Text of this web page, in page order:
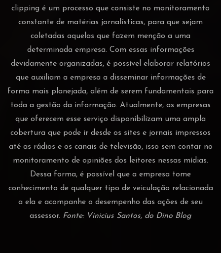
clipping é um processo que consiste no monitoramento
constante de matérias jornalísticas, para que sejam
coletadas aquelas que fazem menção a uma
determinada empresa. Com essas informações
devidamente organizadas, é possível elaborar relatórios
que auxiliam a empresa a disseminar informações de
forma mais planejada, além de serem fundamentais para
toda a gestão da informação. Atualmente, as empresas
que oferecem esse serviço disponibilizam uma ampla
cobertura que pode ir desde os sites e jornais impressos
até as rádios e os canais de televisão, isso sem contar no
monitoramento de opiniões dos leitores nessas mídias.
Dessa forma, é possível que a empresa tome
conhecimento de qualquer tipo de veiculação relacionada
a ela e acompanhe o desempenho das ações de seu
assessor. Fonte: Vinicius Santos, do Dino Blog